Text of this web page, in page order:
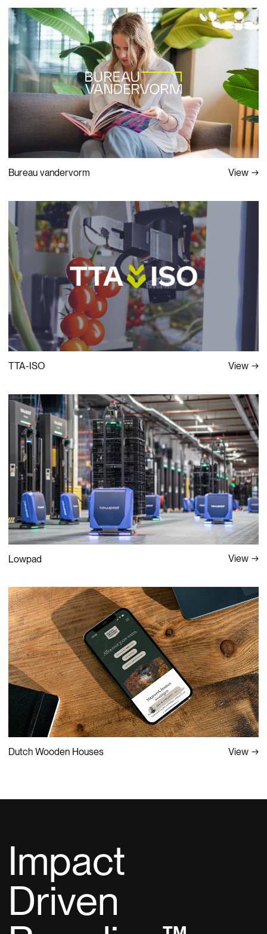
Bureau vandervorm View
TTA-ISO View
Lowpad View
Dutch Wooden Houses View
Impact
Driven